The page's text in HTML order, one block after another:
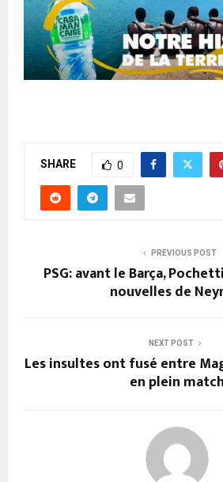
SHARE 0
PREVIOUS POST
PSG: avant le Barça,
nouvelles de
NEXT POST
Les insultes ont fusé entre
en plein match